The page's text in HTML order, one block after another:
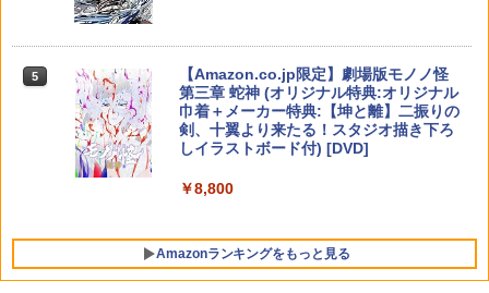
《発売済・在庫品》
￥6,820
【レビュー評価上昇中】 新型 PS5 Slim /
PS5 Pro 冷却ファン PS5スリム用 冷却
ファン 自動温度検出 3段階風速調整 LED
ライト USB付き 低騒音 急速冷却 放熱
対応 PS5 周辺機器 PS5 Pro 新型PS5
￥10,737
￥14,141
5
【Amazon.co.jp限定】劇場版モノノ怪
第三章 蛇神 (オリジナル特典:オリジナル
巾着＋メーカー特典:【坤と離】二振りの
剣、十翼より来たる！スタジオ描き下ろ
しイラストボード付) [DVD]
￥8,800
Amazonランキングをもっと見る